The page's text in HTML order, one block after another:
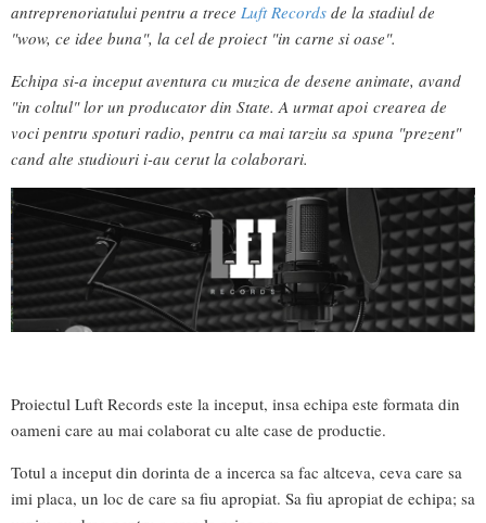
antreprenoriatului pentru a trece Luft Records de la stadiul de
"wow, ce idee buna", la cel de proiect "in carne si oase".
Echipa si-a inceput aventura cu muzica de desene animate, avand
"in coltul" lor un producator din State. A urmat apoi crearea de
voci pentru spoturi radio, pentru ca mai tarziu sa spuna "prezent"
cand alte studiouri i-au cerut la colaborari.
Proiectul Luft Records este la inceput, insa echipa este formata din
oameni care au mai colaborat cu alte case de productie.
Totul a inceput din dorinta de a incerca sa fac altceva, ceva care sa
imi placa, un loc de care sa fiu apropiat. Sa fiu apropiat de echipa; sa